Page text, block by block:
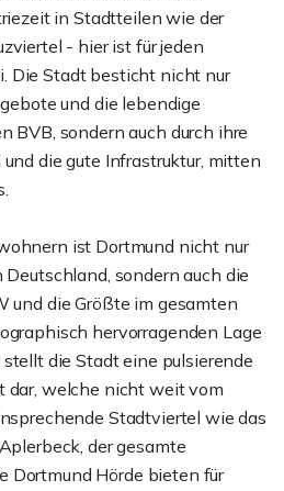
in Stadtteilen wie der
- hier ist für jeden
Die Stadt besticht nicht nur
und die lebendige
BVB, sondern auch durch ihre
die gute Infrastruktur, mitten
ist Dortmund nicht nur
sondern auch die
und die Größte im gesamten
hervorragenden Lage
die Stadt eine pulsierende
dar, welche nicht weit vom
Stadtviertel wie das
der gesamte
Dortmund Hörde bieten für